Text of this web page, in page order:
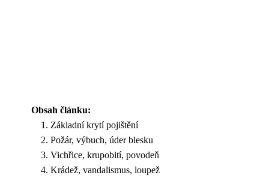
Obsah článku:
Základní krytí pojištění
Požár, výbuch, úder blesku
Vichřice, krupobití, povodeň
Krádež, vandalismus, loupež